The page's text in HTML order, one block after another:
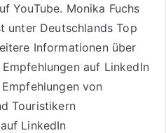
YouTube. Monika Fuchs
unter Deutschlands Top
Informationen über
Empfehlungen auf LinkedIn
von
Touristikern
LinkedIn